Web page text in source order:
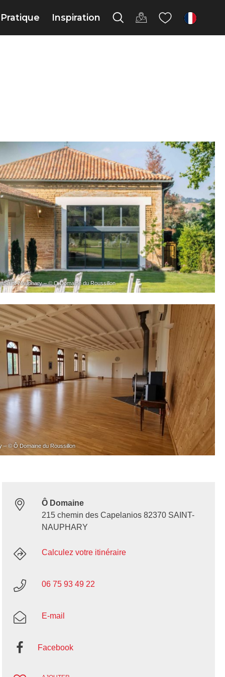
Pratique Inspiration fr
Nauphary – © O Domaine du Roussillon
– © Ô Domaine du Roussillon
Ô Domaine
215 chemin des Capelanios 82370 SAINT-
NAUPHARY
Calculez votre itinéraire
06 75 93 49 22
E-mail
Facebook